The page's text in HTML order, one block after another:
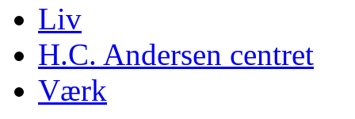
Liv
H.C. Andersen centret
Værk